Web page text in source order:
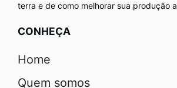
terra e de como melhorar sua produção
CONHEÇA
Home
Quem somos